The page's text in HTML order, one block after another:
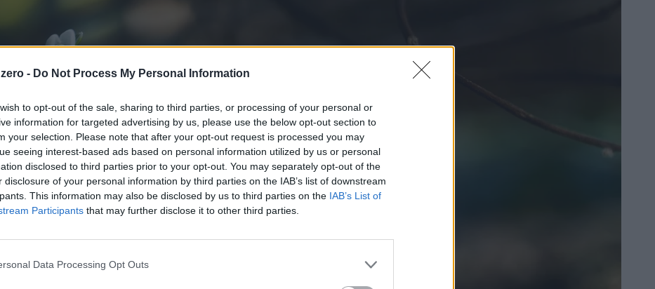
- Do Not Process My Personal Information
to opt-out of the sale, sharing to third parties, or processing of your personal or
information for targeted advertising by us, please use the below opt-out section to
your selection. Please note that after your opt-out request is processed you may
seeing interest-based ads based on personal information utilized by us or personal
disclosed to third parties prior to your opt-out. You may separately opt-out of the
disclosure of your personal information by third parties on the IAB’s list of downstream
This information may also be disclosed by us to third parties on the IAB’s List of
Participants that may further disclose it to other third parties.
Data Processing Opt Outs